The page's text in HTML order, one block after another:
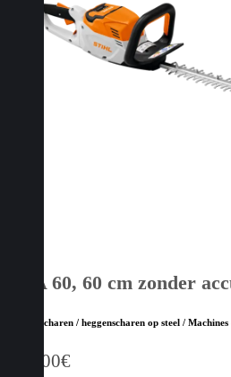
HSA 60, 60 cm zonder
Heggenscharen / heggenscharen op steel /
269,00€